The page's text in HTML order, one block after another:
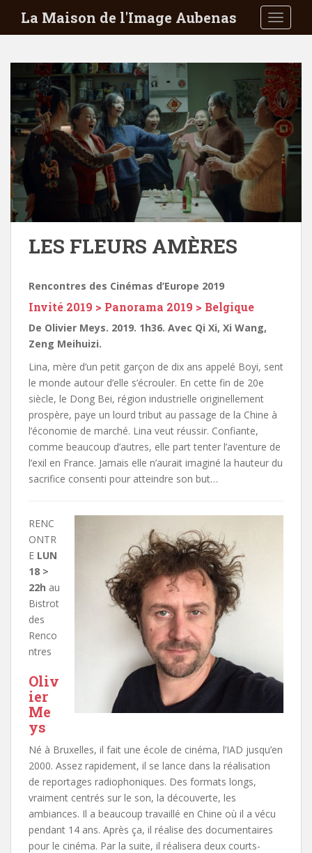
i
La Maison de l'Image Aubenas
LES FLEURS AMÈRES
Rencontres des Cinémas d’Europe 2019
Invité 2019 > Panorama 2019 > Belgique
De Olivier Meys. 2019. 1h36. Avec Qi Xi, Xi Wang,
Zeng Meihuizi.
Lina, mère d’un petit garçon de dix ans appelé Boyi, sent
le monde autour d’elle s’écrouler. En cette fin de 20e
siècle, le Dong Bei, région industrielle originellement
prospère, paye un lourd tribut au passage de la Chine à
l’économie de marché. Lina veut réussir. Confiante,
comme beaucoup d’autres, elle part tenter l’aventure de
l’exil en France. Jamais elle n’aurait imaginé la hauteur du
sacrifice consenti pour atteindre son but…
RENC
ONTR
E LUN
18 >
22h au
Bistrot
des
Renco
ntres
Oliv
ier
Me
ys
Né à Bruxelles, il fait une école de cinéma, l’IAD jusqu’en
2000. Assez rapidement, il se lance dans la réalisation
de reportages radiophoniques. Des formats longs,
vraiment centrés sur le son, la découverte, les
ambiances. Il a beaucoup travaillé en Chine où il a vécu
pendant 14 ans. Après ça, il réalise des documentaires
pour le cinéma. Par la suite, il réalisera deux courts-